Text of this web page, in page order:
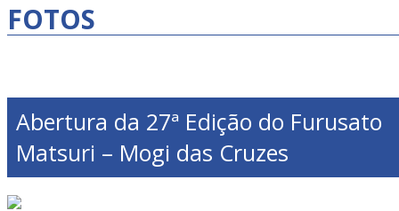
FOTOS
Abertura da 27ª Edição do Furusato
Matsuri – Mogi das Cruzes